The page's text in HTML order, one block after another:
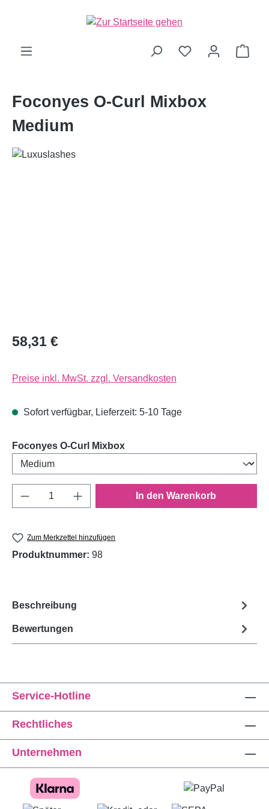
Foconyes O-Curl Mixbox
Medium
58,31 €
Preise inkl. MwSt. zzgl. Versandkosten
Sofort verfügbar, Lieferzeit: 5-10 Tage
Foconyes O-Curl Mixboxauswählen
Produkt Anzahl: Gib den gewünschten
In den Warenkorb
Zum Merkzettel hinzufügen
Produktnummer: 98
Beschreibung
Bewertungen
Service-Hotline
Rechtliches
Unternehmen